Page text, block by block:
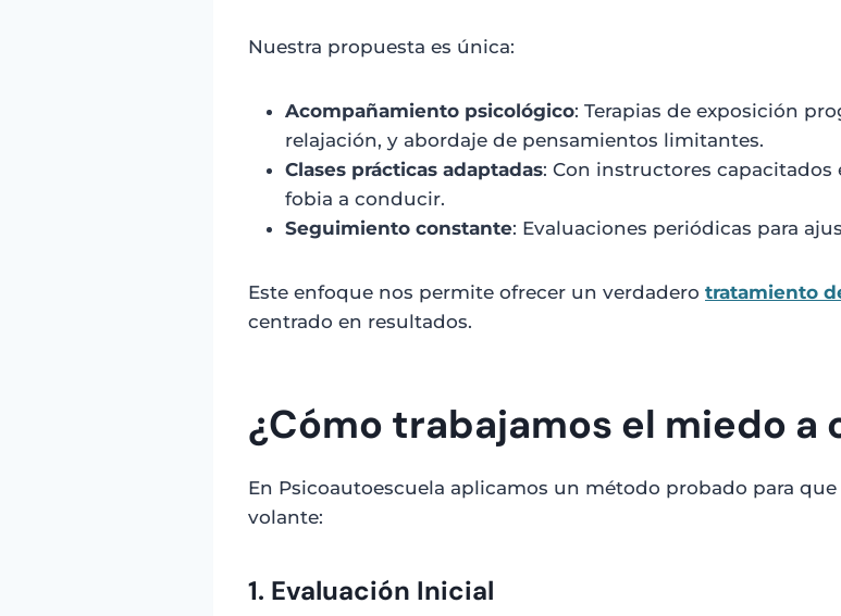
Nuestra propuesta es única:
Acompañamiento psicológico: Terapias de exposición
relajación, y abordaje de pensamientos limitantes.
Clases prácticas adaptadas: Con instructores
fobia a conducir.
Seguimiento constante: Evaluaciones periódicas para
Este enfoque nos permite ofrecer un verdadero tratamiento
centrado en resultados.
¿Cómo trabajamos el miedo a
En Psicoautoescuela aplicamos un método probado para
volante:
1. Evaluación Inicial